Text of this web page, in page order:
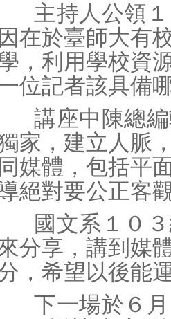
主持人公領１
在於臺師大有
，利用學校資
位記者該具備
講座中陳總編
家，建立人脈
媒體，包括平
絕對要公正客
國文系１０３
分享，講到媒
，希望以後能
下一場於６月